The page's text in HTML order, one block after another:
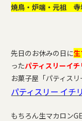
焼鳥・炉端・元祖
先日のお休みの日に
ったパティスリーイ
お菓子屋「パティスリ
パティスリー イチ
もちろん生マカロン